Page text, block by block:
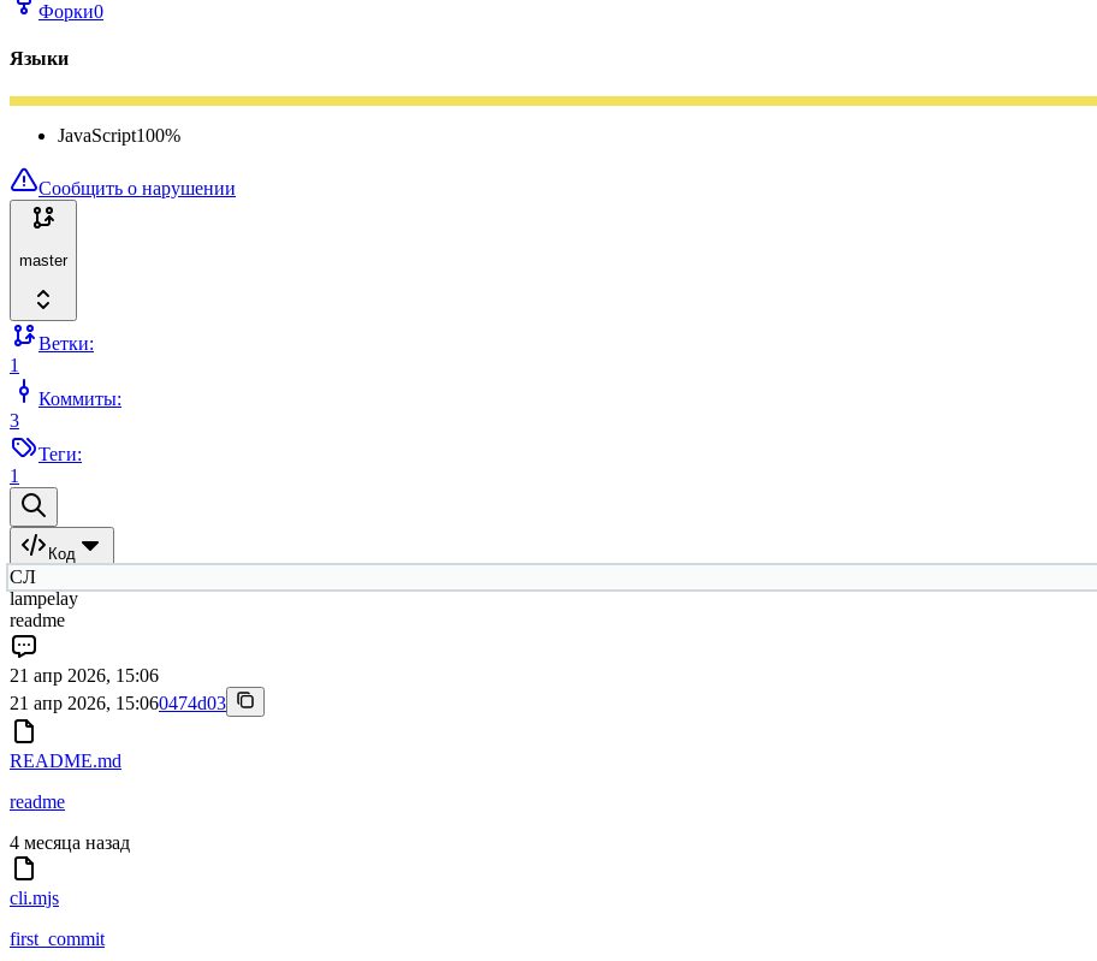
Форки0
Языки
JavaScript100%
Сообщить о нарушении
master
Ветки:
1
Коммиты:
3
Теги:
1
Код
СЛ
lampelay
readme
21 апр 2026, 15:06
21 апр 2026, 15:060474d03
README.md
readme
4 месяца назад
cli.mjs
first_commit